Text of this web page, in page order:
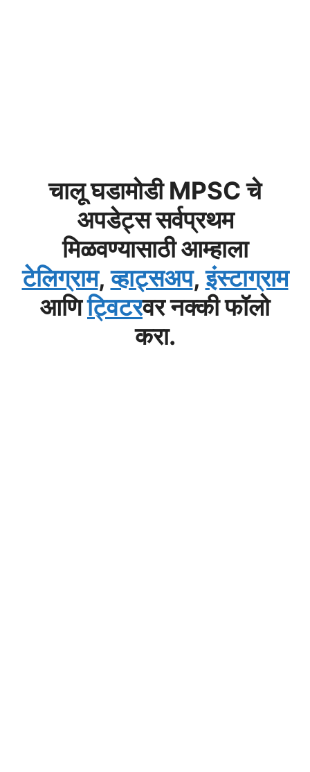
चालू घडामोडी MPSC चे
अपडेट्स सर्वप्रथम
मिळवण्यासाठी आम्हाला
टेलिग्राम,व्हाट्सअप,इंस्टाग्राम
आणिट्विटरवर नक्की फॉलो
करा.